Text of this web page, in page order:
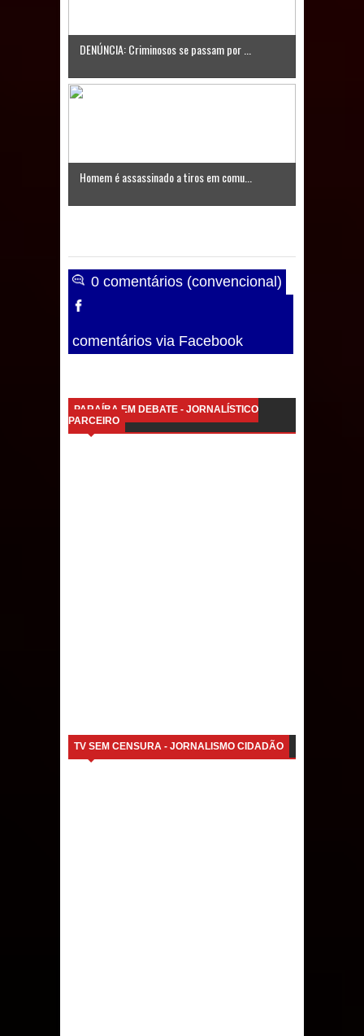
questionamentos da vereadora
Rosângela e afirma que
DENÚNCIA: Criminosos se passam por ...
Homem é assassinado a tiros em comu...
0 comentários (convencional)
comentários via Facebook
PARAÍBA EM DEBATE - JORNALÍSTICO
PARCEIRO
TV SEM CENSURA - JORNALISMO CIDADÃO